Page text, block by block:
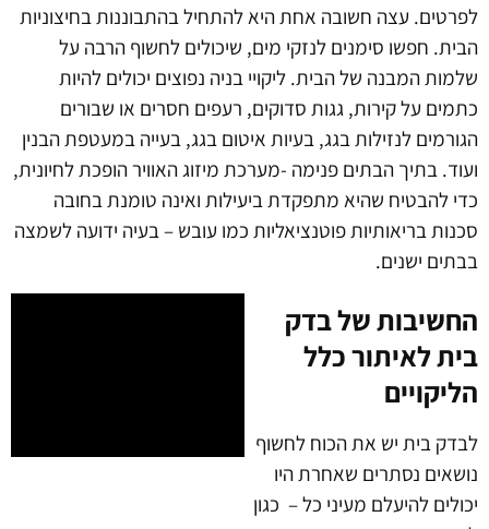
עצה חשובה אחת היא להתחיל בהתבוננות בחיצוניות
חפשו סימנים לנזקי מים, שיכולים לחשוף הרבה על
המבנה של הבית. ליקויי בניה נפוצים יכולים להיות
על קירות, גגות סדוקים, רעפים חסרים או שבורים
לנזילות בגג, בעיות איטום בגג, בעייה במעטפת הבנין
בתיך הבתים פנימה -מערכת מיזוג האוויר הופכת לחיונית,
להבטיח שהיא מתפקדת ביעילות ואינה טומנת בחובה
בריאותיות פוטנציאליות כמו עובש – בעיה ידועה לשמצה
ישנים.
של בדק
לאיתור כלל
בית יש את הכוח לחשוף
נסתרים שאחרת היו
להיעלם מעיני כל – כגון